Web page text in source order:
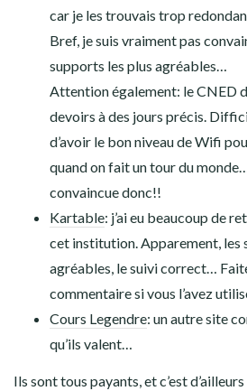
car je les trouvais trop
Bref, je suis vraiment pas
supports les plus agréables…
Attention également: le CNED
devoirs à des jours précis.
d’avoir le bon niveau de Wifi
quand on fait un tour du
convaincue donc!!
Kartable: j’ai eu beaucoup de
cet institution. Apparement, les
agréables, le suivi correct…
commentaire si vous l’avez
Cours Legendre: un autre site
qu’ils valent…
Ils sont tous payants, et c’est